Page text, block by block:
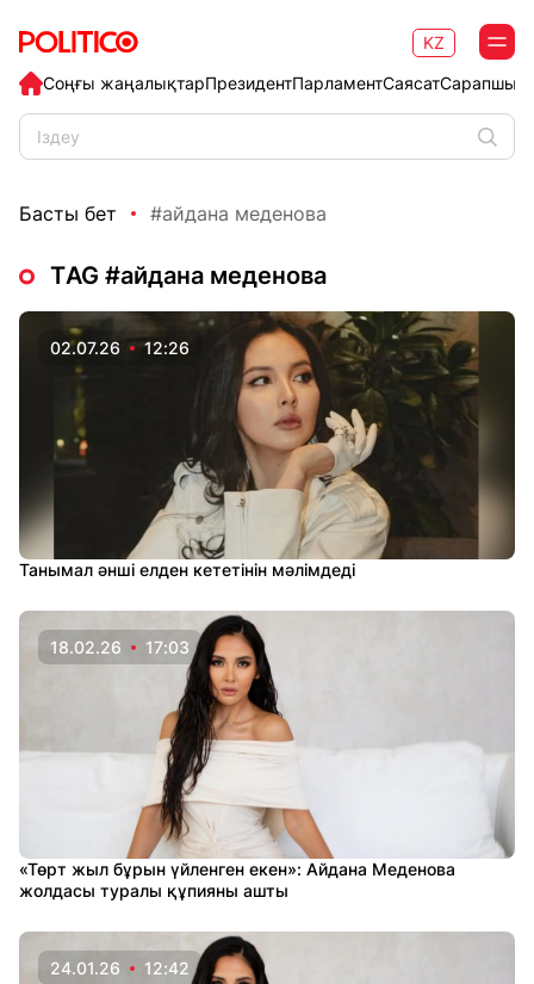
Соңғы жаңалықтарПрезидентПарламентСаясат
KZ
Басты бет #айдана меденова
ТAG #айдана меденова
02.07.26 12:26
Танымал әнші елден кететінін мәлімдеді
18.02.26 17:03
«Төрт жыл бұрын үйленген екен»: Айдана Меденова
жолдасы туралы құпияны ашты
24.01.26 12:42